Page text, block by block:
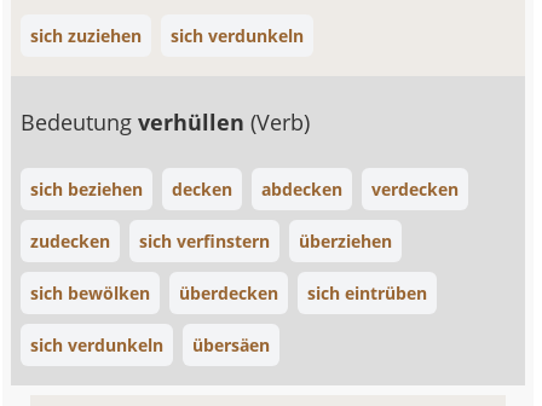
sich zuziehen sich verdunkeln
Bedeutungverhüllen(Verb)
sich beziehen decken abdecken verdecken
zudecken sich verfinstern überziehen
sich bewölken überdecken sich eintrüben
sich verdunkeln übersäen